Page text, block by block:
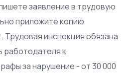
заявление в трудовую
приложите копию
Трудовая инспекция обязана
работодателя к
за нарушение - от 30 000